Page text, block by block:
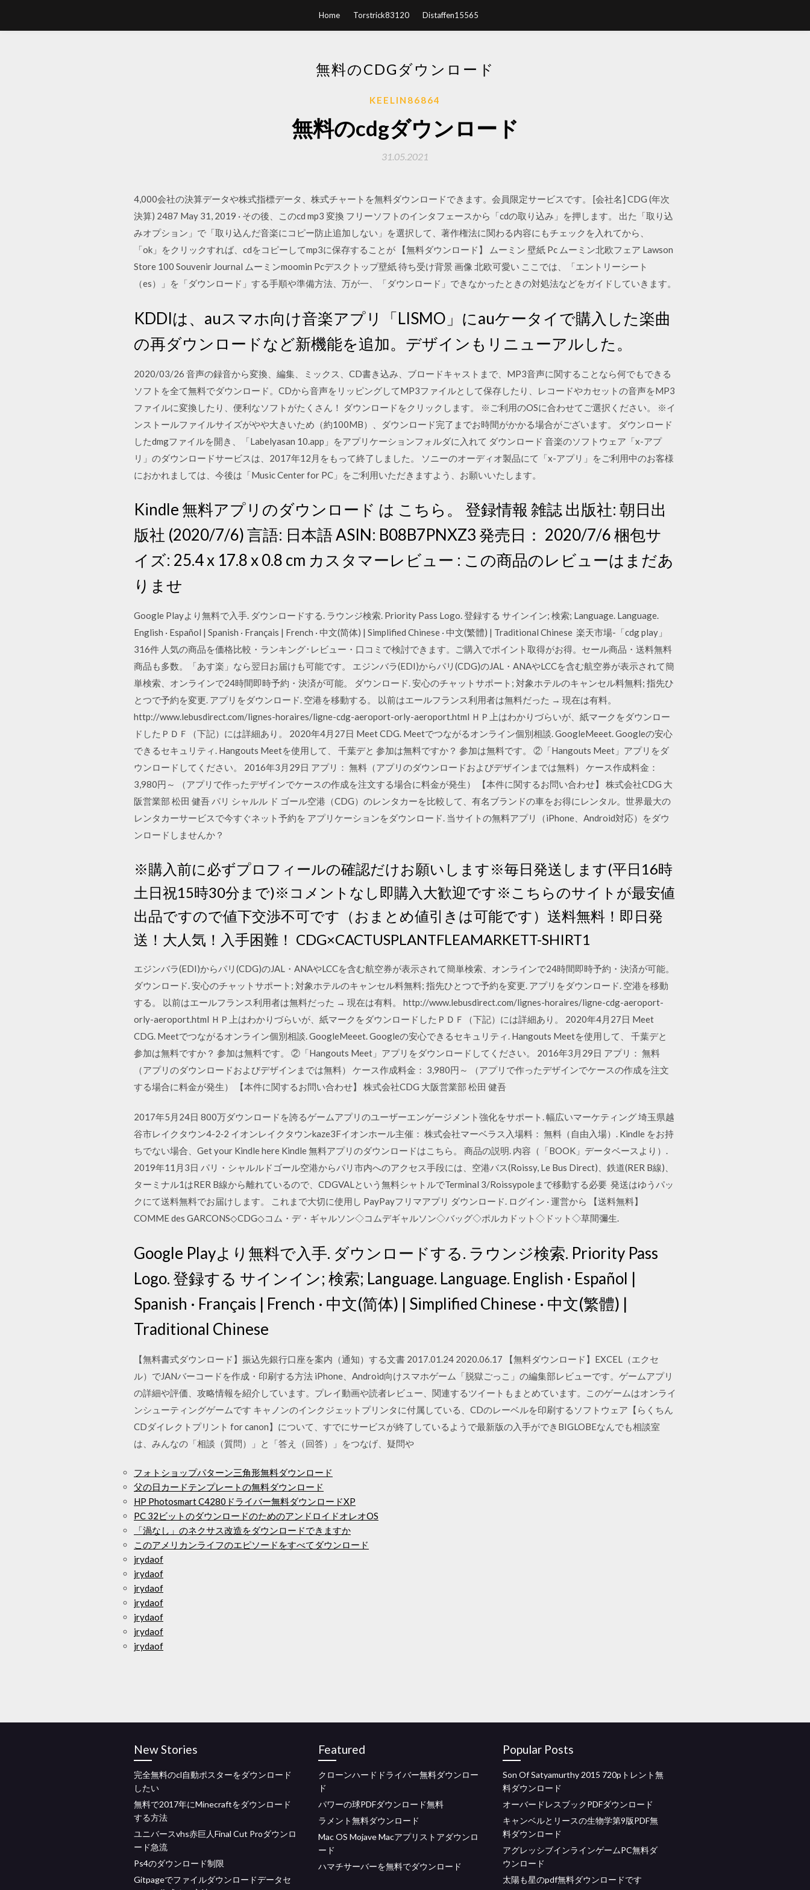
Home Torstrick83120 Distaffen15565
無料のCDGダウンロード
KEELIN86864
無料のcdgダウンロード
31.05.2021
4,000会社の決算データや株式指標データ、株式チャートを無料ダウンロードできます。会員限定サービスです。 [会社名] CDG (年次
決算) 2487 May 31, 2019 · その後、このcd mp3 変換 フリーソフトのインタフェースから「cdの取り込み」を押します。 出た「取り込
みオプション」で「取り込んだ音楽にコピー防止追加しない」を選択して、著作権法に関わる内容にもチェックを入れてから、
「ok」をクリックすれば、cdをコピーしてmp3に保存することが 【無料ダウンロード】 ムーミン 壁紙 Pc ムーミン北欧フェア Lawson
Store 100 Souvenir Journal ムーミンmoomin Pcデスクトップ壁紙 待ち受け背景 画像 北欧可愛い ここでは、「エントリーシート
（es）」を「ダウンロード」する手順や準備方法、万が一、「ダウンロード」できなかったときの対処法などをガイドしていきます。
KDDIは、auスマホ向け音楽アプリ「LISMO」にauケータイで購入した楽曲
の再ダウンロードなど新機能を追加。デザインもリニューアルした。
2020/03/26 音声の録音から変換、編集、ミックス、CD書き込み、ブロードキャストまで、MP3音声に関することなら何でもできる
ソフトを全て無料でダウンロード。CDから音声をリッピングしてMP3ファイルとして保存したり、レコードやカセットの音声をMP3
ファイルに変換したり、便利なソフトがたくさん！ ダウンロードをクリックします。 ※ご利用のOSに合わせてご選択ください。 ※イ
ンストールファイルサイズがやや大きいため（約100MB）、ダウンロード完了までお時間がかかる場合がございます。 ダウンロード
したdmgファイルを開き、「Labelyasan 10.app」をアプリケーションフォルダに入れて ダウンロード 音楽のソフトウェア「x-アプ
リ」のダウンロードサービスは、2017年12月をもって終了しました。 ソニーのオーディオ製品にて「x-アプリ」をご利用中のお客様
におかれましては、今後は「Music Center for PC」をご利用いただきますよう、お願いいたします。
Kindle 無料アプリのダウンロード は こちら。 登録情報 雑誌 出版社: 朝日出
版社 (2020/7/6) 言語: 日本語 ASIN: B08B7PNXZ3 発売日： 2020/7/6 梱包サ
イズ: 25.4 x 17.8 x 0.8 cm カスタマーレビュー : この商品のレビューはまだあ
りませ
Google Playより無料で入手. ダウンロードする. ラウンジ検索. Priority Pass Logo. 登録する サインイン; 検索; Language. Language.
English · Español | Spanish · Français | French · 中文(简体) | Simplified Chinese · 中文(繁體) | Traditional Chinese 楽天市場-「cdg play」
316件 人気の商品を価格比較・ランキング･レビュー・口コミで検討できます。ご購入でポイント取得がお得。セール商品・送料無料
商品も多数。「あす楽」なら翌日お届けも可能です。 エジンバラ(EDI)からパリ(CDG)のJAL・ANAやLCCを含む航空券が表示されて簡
単検索、オンラインで24時間即時予約・決済が可能。 ダウンロード. 安心のチャットサポート; 対象ホテルのキャンセル料無料; 指先ひ
とつで予約を変更. アプリをダウンロード. 空港を移動する。 以前はエールフランス利用者は無料だった → 現在は有料。
http://www.lebusdirect.com/lignes-horaires/ligne-cdg-aeroport-orly-aeroport.html ＨＰ上はわかりづらいが、紙マークをダウンロー
ドしたＰＤＦ（下記）には詳細あり。 2020年4月27日 Meet CDG. Meetでつながるオンライン個別相談. GoogleMeeet. Googleの安心
できるセキュリティ. Hangouts Meetを使用して、 千葉デと 参加は無料ですか？ 参加は無料です。 ②「Hangouts Meet」アプリをダ
ウンロードしてください。 2016年3月29日 アプリ： 無料（アプリのダウンロードおよびデザインまでは無料） ケース作成料金：
3,980円～ （アプリで作ったデザインでケースの作成を注文する場合に料金が発生） 【本件に関するお問い合わせ】 株式会社CDG 大
阪営業部 松田 健吾 パリ シャルル ド ゴール空港（CDG）のレンタカーを比較して、有名ブランドの車をお得にレンタル。世界最大の
レンタカーサービスで今すぐネット予約を アプリケーションをダウンロード. 当サイトの無料アプリ（iPhone、Android対応）をダウ
ンロードしませんか？
※購入前に必ずプロフィールの確認だけお願いします※毎日発送します(平日16時
土日祝15時30分まで)※コメントなし即購入大歓迎です※こちらのサイトが最安値
出品ですので値下交渉不可です（おまとめ値引きは可能です）送料無料！即日発
送！大人気！入手困難！ CDG×CACTUSPLANTFLEAMARKETT-SHIRT1
エジンバラ(EDI)からパリ(CDG)のJAL・ANAやLCCを含む航空券が表示されて簡単検索、オンラインで24時間即時予約・決済が可能。
ダウンロード. 安心のチャットサポート; 対象ホテルのキャンセル料無料; 指先ひとつで予約を変更. アプリをダウンロード. 空港を移動
する。 以前はエールフランス利用者は無料だった → 現在は有料。 http://www.lebusdirect.com/lignes-horaires/ligne-cdg-aeroport-
orly-aeroport.html ＨＰ上はわかりづらいが、紙マークをダウンロードしたＰＤＦ（下記）には詳細あり。 2020年4月27日 Meet
CDG. Meetでつながるオンライン個別相談. GoogleMeeet. Googleの安心できるセキュリティ. Hangouts Meetを使用して、 千葉デと
参加は無料ですか？ 参加は無料です。 ②「Hangouts Meet」アプリをダウンロードしてください。 2016年3月29日 アプリ： 無料
（アプリのダウンロードおよびデザインまでは無料） ケース作成料金： 3,980円～ （アプリで作ったデザインでケースの作成を注文
する場合に料金が発生） 【本件に関するお問い合わせ】 株式会社CDG 大阪営業部 松田 健吾
2017年5月24日 800万ダウンロードを誇るゲームアプリのユーザーエンゲージメント強化をサポート. 幅広いマーケティング 埼玉県越
谷市レイクタウン4-2‐2 イオンレイクタウンkaze3Fイオンホール主催： 株式会社マーベラス入場料： 無料（自由入場）. Kindle をお持
ちでない場合、Get your Kindle here Kindle 無料アプリのダウンロードはこちら。 商品の説明. 内容（「BOOK」データベースより）.
2019年11月3日 パリ・シャルルドゴール空港からパリ市内へのアクセス手段には、空港バス(Roissy, Le Bus Direct)、鉄道(RER B線)、
ターミナル1はRER B線から離れているので、CDGVALという無料シャトルでTerminal 3/Roissypoleまで移動する必要 発送はゆうパッ
クにて送料無料でお届けします。 これまで大切に使用し PayPayフリマアプリ ダウンロード. ログイン · 運営から 【送料無料】
COMME des GARCONS◇CDG◇コム・デ・ギャルソン◇コムデギャルソン◇バッグ◇ポルカドット◇ドット◇草間彌生.
Google Playより無料で入手. ダウンロードする. ラウンジ検索. Priority Pass
Logo. 登録する サインイン; 検索; Language. Language. English · Español |
Spanish · Français | French · 中文(简体) | Simplified Chinese · 中文(繁體) |
Traditional Chinese
【無料書式ダウンロード】振込先銀行口座を案内（通知）する文書 2017.01.24 2020.06.17 【無料ダウンロード】EXCEL（エクセ
ル）でJANバーコードを作成・印刷する方法 iPhone、Android向けスマホゲーム「脱獄ごっこ」の編集部レビューです。ゲームアプリ
の詳細や評価、攻略情報を紹介しています。プレイ動画や読者レビュー、関連するツイートもまとめています。このゲームはオンライ
ンシューティングゲームです キャノンのインクジェットプリンタに付属している、CDのレーベルを印刷するソフトウェア【らくちん
CDダイレクトプリント for canon】について、すでにサービスが終了しているようで最新版の入手ができBIGLOBEなんでも相談室
は、みんなの「相談（質問）」と「答え（回答）」をつなげ、疑問や
フォトショップパターン三角形無料ダウンロード
父の日カードテンプレートの無料ダウンロード
HP Photosmart C4280ドライバー無料ダウンロードXP
PC 32ビットのダウンロードのためのアンドロイドオレオOS
「渦なし」のネクサス改造をダウンロードできますか
このアメリカンライフのエピソードをすべてダウンロード
jrydaof
jrydaof
jrydaof
jrydaof
jrydaof
jrydaof
jrydaof
New Stories
完全無料のcl自動ポスターをダウンロード
したい
無料で2017年にMinecraftをダウンロード
する方法
ユニバースvhs赤巨人Final Cut Proダウンロ
ード急流
Ps4のダウンロード制限
Gitpageでファイルダウンロードデータセ
Featured
クローンハードドライバー無料ダウンロー
ド
パワーの球PDFダウンロード無料
ラメント無料ダウンロード
Mac OS Mojave Macアプリストアダウンロ
ード
ハマチサーバーを無料でダウンロード
Popular Posts
Son Of Satyamurthy 2015 720pトレント無
料ダウンロード
オーバードレスブックPDFダウンロード
キャンベルとリースの生物学第9版PDF無
料ダウンロード
アグレッシブインラインゲームPC無料ダ
ウンロード
太陽も星のpdf無料ダウンロードです